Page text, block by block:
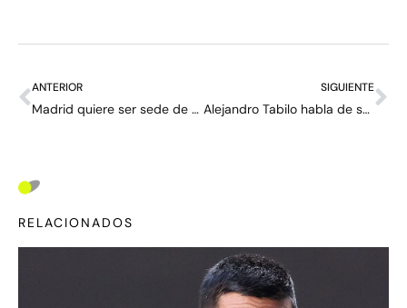
ANTERIOR
Madrid quiere ser sede de un Grand Slam y volver a jugar en arcilla azul: “Un Súper Slam”
SIGUIENTE
Alejandro Tabilo habla de su quiebre familiar: “Feliz de que ya se sepa; lo estoy intentando solucionar”
RELACIONADOS